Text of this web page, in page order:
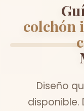
colchón
Diseño
disponible.